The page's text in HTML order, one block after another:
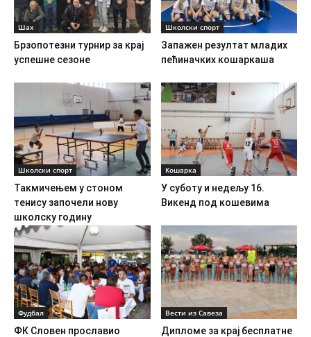
Шах
Брзопотезни турнир за крај
успешне сезоне
Школски спорт
Запажен резултат младих
пећиначких кошаркаша
Школски спорт
Такмичењем у стоном
тенису започели нову
школску годину
Кошарка
У суботу и недељу 16.
Викенд под кошевима
Фудбал
ФК Словен прославио
Вести из Савеза
Дипломе за крај бесплатне